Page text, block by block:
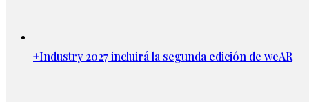
+Industry 2027 incluirá la segunda edición de weAR